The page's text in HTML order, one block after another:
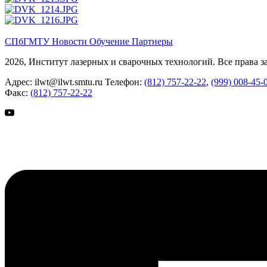
СПбГМТУНовости Обучение Партнеры
2026, Институт лазерных и сварочных технологий. Все права
Адрес: ilwt@ilwt.smtu.ru Телефон: (812) 757-22-22, (999) 008-45-
Факс: (812) 757-22-22